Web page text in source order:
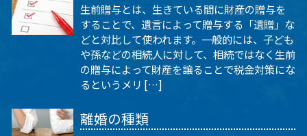
生前贈与とは、生きている間に財産の贈与を
することで、遺言によって贈与する「遺贈」な
どと対比して使われます。一般的には、子ども
や孫などの相続人に対して、相続ではなく生前
の贈与によって財産を譲ることで税金対策にな
るというメリ […]
離婚の種類